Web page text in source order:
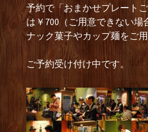
予約で「おまかせプレート
は￥700（ご用意できない
ナック菓子やカップ麺をご
ご予約受け付け中です。